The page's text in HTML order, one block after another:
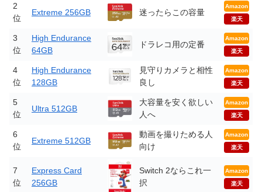
2
位
Extreme 256GB 迷ったらこの容量
Amazon
楽天
3
位
High Endurance
64GB
ドラレコ用の定番
Amazon
楽天
4
位
High Endurance
128GB
見守りカメラと相性
良し
Amazon
楽天
5
位
Ultra 512GB
大容量を安く欲しい
人へ
Amazon
楽天
6
位
Extreme 512GB
動画を撮りためる人
向け
Amazon
楽天
7
位
Express Card
256GB
Switch 2ならこれ一
択
Amazon
楽天